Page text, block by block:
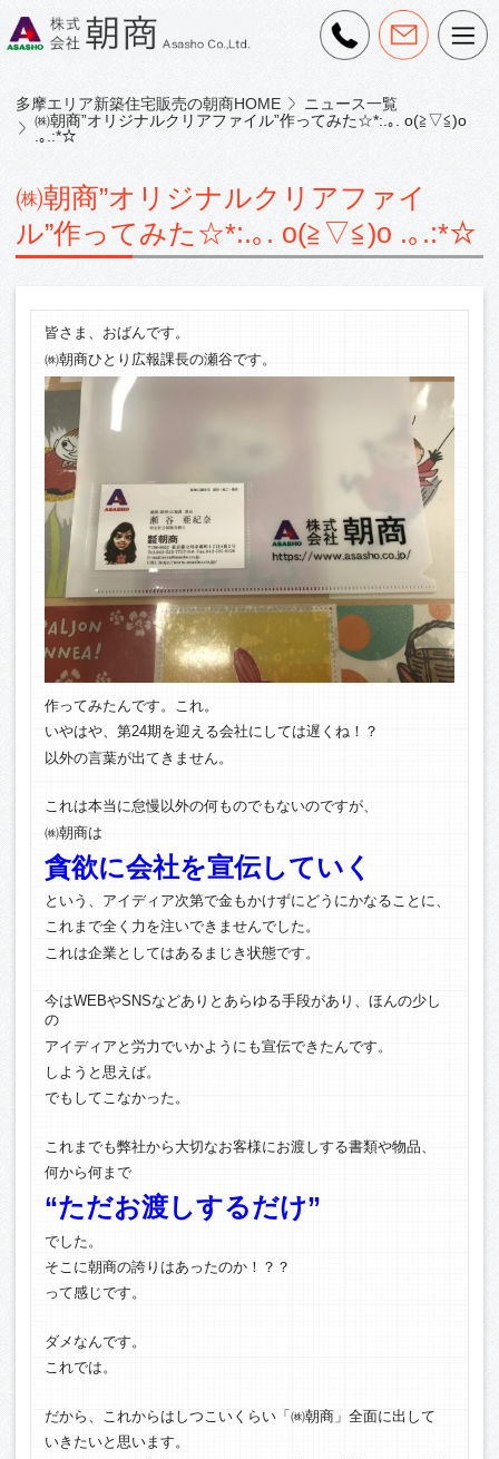
多摩エリア新築住宅販売の朝商HOME
ニュース一覧
㈱朝商”オリジナルクリアファイル”作ってみた☆*:.｡. o(≧▽≦)o
.｡.:*☆
㈱朝商”オリジナルクリアファイ
ル”作ってみた☆*:.｡. o(≧▽≦)o .｡.:*☆
皆さま、おばんです。
㈱朝商ひとり広報課長の瀬谷です。
作ってみたんです。これ。
いやはや、第24期を迎える会社にしては遅くね！？
以外の言葉が出てきません。
これは本当に怠慢以外の何ものでもないのですが、
㈱朝商は
貪欲に会社を宣伝していく
という、アイディア次第で金もかけずにどうにかなることに、
これまで全く力を注いできませんでした。
これは企業としてはあるまじき状態です。
今はWEBやSNSなどありとあらゆる手段があり、ほんの少し
の
アイディアと労力でいかようにも宣伝できたんです。
しようと思えば。
でもしてこなかった。
これまでも弊社から大切なお客様にお渡しする書類や物品、
何から何まで
“ただお渡しするだけ”
でした。
そこに朝商の誇りはあったのか！？？
って感じです。
ダメなんです。
これでは。
だから、これからはしつこいくらい「㈱朝商」全面に出して
いきたいと思います。